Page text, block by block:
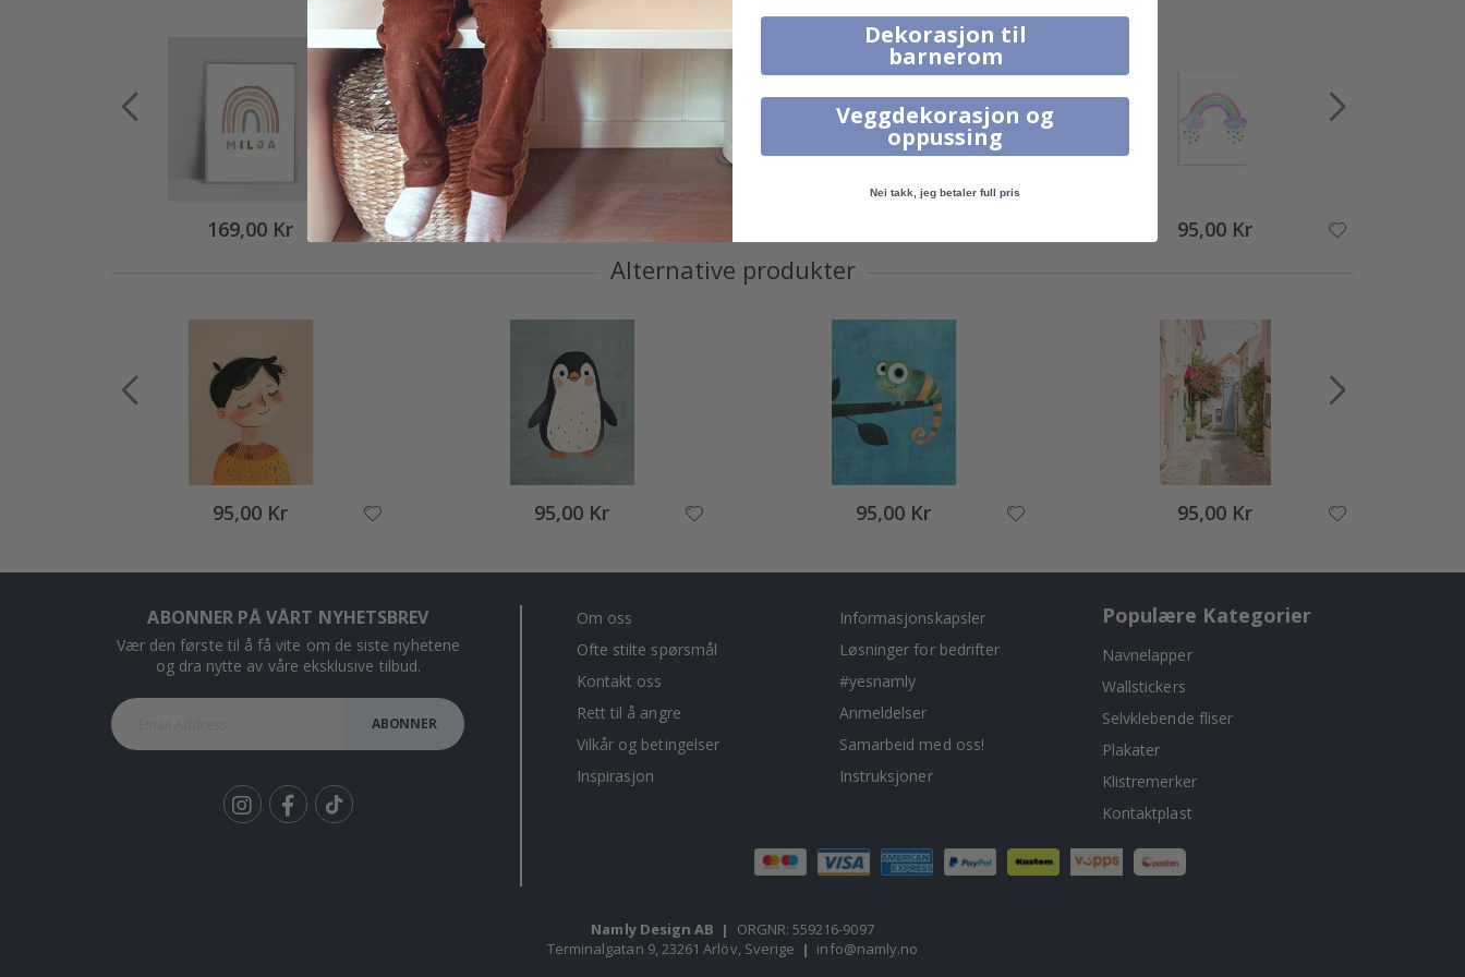
169,00 Kr 95,00 Kr 95,00 Kr
Alternative produkter
95,00 Kr 95,00 Kr 95,00 Kr 95,00 Kr
ABONNER PÅ VÅRT NYHETSBREV
Vær den første til å få vite om de siste nyhetene
og dra nytte av våre eksklusive tilbud.
ABONNER
Om oss
Ofte stilte spørsmål
Kontakt oss
Rett til å angre
Vilkår og betingelser
Inspirasjon
Informasjonskapsler
Løsninger for bedrifter
#yesnamly
Anmeldelser
Samarbeid med oss!
Instruksjoner
Populære Kategorier
Navnelapper
Wallstickers
Selvklebende fliser
Plakater
Klistremerker
Kontaktplast
Namly Design AB |
ORGNR: 559216-9097
Terminalgatan 9, 23261 Arlöv, Sverige | info@namly.no
Dekorasjon til
barnerom
Veggdekorasjon og
oppussing
Nei takk, jeg betaler full pris